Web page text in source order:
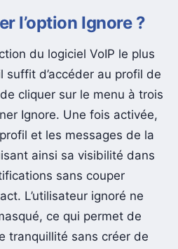
l’option Ignore ?
du logiciel VoIP le plus
suffit d’accéder au profil de
cliquer sur le menu à trois
Ignore. Une fois activée,
et les messages de la
ainsi sa visibilité dans
sans couper
L’utilisateur ignoré ne
ce qui permet de
tranquillité sans créer de